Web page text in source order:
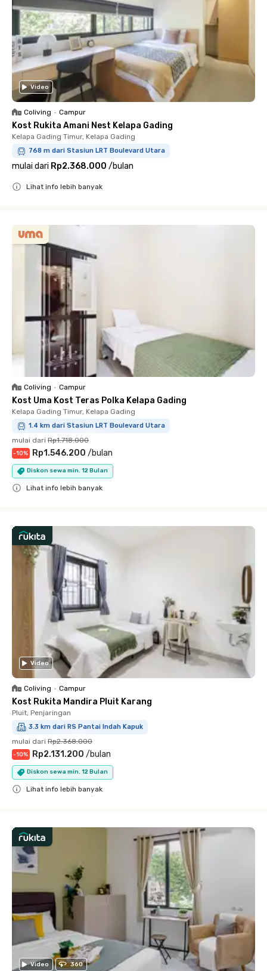
Video
Coliving • Campur
Kost Rukita Amani Nest Kelapa Gading
Kelapa Gading Timur, Kelapa Gading
768 m dari Stasiun LRT Boulevard Utara
mulai dari Rp2.368.000 /bulan
Lihat info lebih banyak
Coliving • Campur
Kost Uma Kost Teras Polka Kelapa Gading
Kelapa Gading Timur, Kelapa Gading
1.4 km dari Stasiun LRT Boulevard Utara
mulai dari Rp1.718.000
-10% Rp1.546.200 /bulan
Diskon sewa min. 12 Bulan
Lihat info lebih banyak
Video
Coliving • Campur
Kost Rukita Mandira Pluit Karang
Pluit, Penjaringan
3.3 km dari RS Pantai Indah Kapuk
mulai dari Rp2.368.000
-10% Rp2.131.200 /bulan
Diskon sewa min. 12 Bulan
Lihat info lebih banyak
Video 360